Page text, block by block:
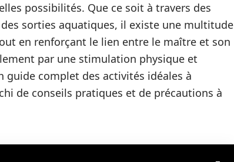
possibilités. Que ce soit à travers des
sorties aquatiques, il existe une multitude
en renforçant le lien entre le maître et son
par une stimulation physique et
guide complet des activités idéales à
de conseils pratiques et de précautions à